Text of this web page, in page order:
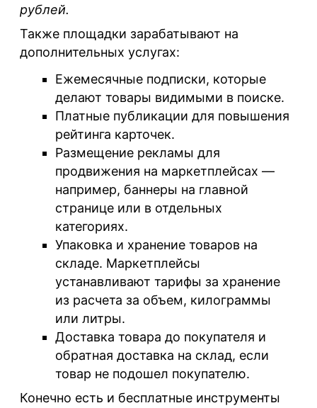
рублей.
Также площадки зарабатывают на
дополнительных услугах:
Ежемесячные подписки, которые
делают товары видимыми в поиске.
Платные публикации для повышения
рейтинга карточек.
Размещение рекламы для
продвижения на маркетплейсах —
например, баннеры на главной
странице или в отдельных
категориях.
Упаковка и хранение товаров на
складе. Маркетплейсы
устанавливают тарифы за хранение
из расчета за объем, килограммы
или литры.
Доставка товара до покупателя и
обратная доставка на склад, если
товар не подошел покупателю.
Конечно есть и бесплатные инструменты